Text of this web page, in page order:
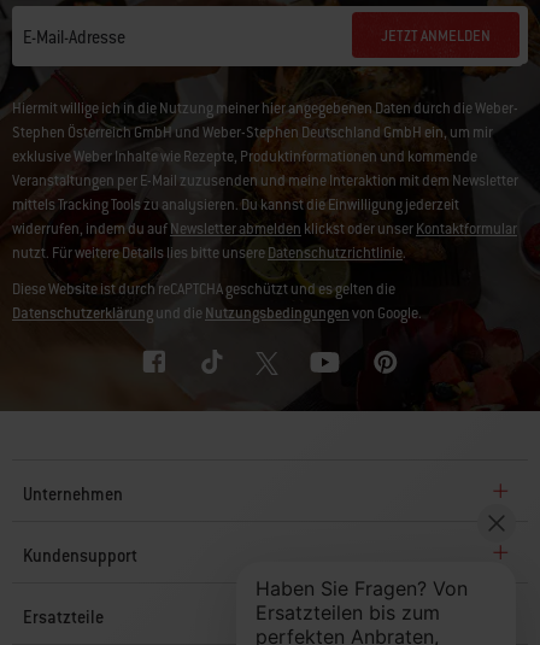
E-Mail-Adresse JETZT ANMELDEN
Hiermit willige ich in die Nutzung meiner hier angegebenen Daten durch die Weber-
Stephen Österreich GmbH und Weber-Stephen Deutschland GmbH ein, um mir
exklusive Weber Inhalte wie Rezepte, Produktinformationen und kommende
Veranstaltungen per E-Mail zuzusenden und meine Interaktion mit dem Newsletter
mittels Tracking Tools zu analysieren. Du kannst die Einwilligung jederzeit
widerrufen, indem du aufNewsletter abmelden klickst oder unserKontaktformular
nutzt. Für weitere Details lies bitte unsereDatenschutzrichtlinie.
Diese Website ist durch reCAPTCHA geschützt und es gelten die
Datenschutzerklärungund dieNutzungsbedingungenvon Google.
Unternehmen
Kundensupport
Ersatzteile